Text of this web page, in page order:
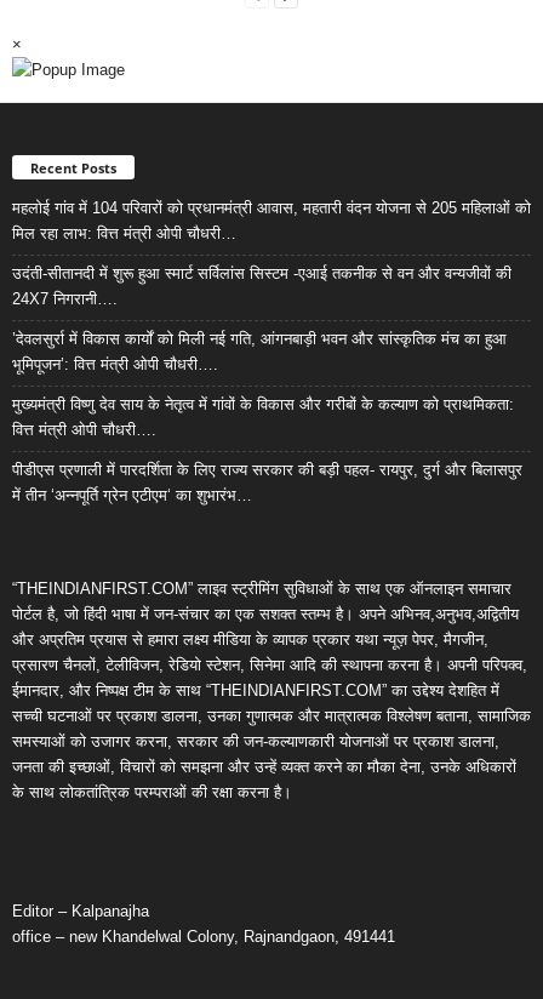
×
Recent Posts
महलोई गांव में 104 परिवारों को प्रधानमंत्री आवास, महतारी वंदन योजना से 205 महिलाओं को
मिल रहा लाभ: वित्त मंत्री ओपी चौधरी…
उदंती-सीतानदी में शुरू हुआ स्मार्ट सर्विलांस सिस्टम -एआई तकनीक से वन और वन्यजीवों की
24X7 निगरानी….
’देवलसुर्रा में विकास कार्यों को मिली नई गति, आंगनबाड़ी भवन और सांस्कृतिक मंच का हुआ
भूमिपूजन’: वित्त मंत्री ओपी चौधरी….
मुख्यमंत्री विष्णु देव साय के नेतृत्व में गांवों के विकास और गरीबों के कल्याण को प्राथमिकता:
वित्त मंत्री ओपी चौधरी….
पीडीएस प्रणाली में पारदर्शिता के लिए राज्य सरकार की बड़ी पहल- रायपुर, दुर्ग और बिलासपुर
में तीन ‘अन्नपूर्ति ग्रेन एटीएम‘ का शुभारंभ…
“THEINDIANFIRST.COM” लाइव स्ट्रीमिंग सुविधाओं के साथ एक ऑनलाइन समाचार
पोर्टल है, जो हिंदी भाषा में जन-संचार का एक सशक्त स्तम्भ है। अपने अभिनव,अनुभव,अद्वितीय
और अप्रतिम प्रयास से हमारा लक्ष्य मीडिया के व्यापक प्रकार यथा न्यूज़ पेपर, मैगजीन,
प्रसारण चैनलों, टेलीविजन, रेडियो स्टेशन, सिनेमा आदि की स्थापना करना है। अपनी परिपक्व,
ईमानदार, और निष्पक्ष टीम के साथ “THEINDIANFIRST.COM” का उद्देश्य देशहित में
सच्ची घटनाओं पर प्रकाश डालना, उनका गुणात्मक और मात्रात्मक विश्लेषण बताना, सामाजिक
समस्याओं को उजागर करना, सरकार की जन-कल्याणकारी योजनाओं पर प्रकाश डालना,
जनता की इच्छाओं, विचारों को समझना और उन्हें व्यक्त करने का मौका देना, उनके अधिकारों
के साथ लोकतांत्रिक परम्पराओं की रक्षा करना है।
Editor – Kalpanajha
office – new Khandelwal Colony, Rajnandgaon, 491441